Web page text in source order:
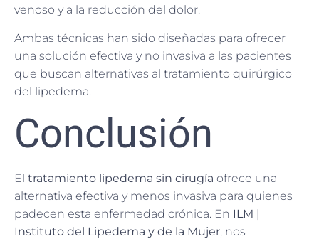
venoso y a la reducción del dolor.
Ambas técnicas han sido diseñadas para ofrecer
una solución efectiva y no invasiva a las pacientes
que buscan alternativas al tratamiento quirúrgico
del lipedema.
Conclusión
El tratamiento lipedema sin cirugía ofrece una
alternativa efectiva y menos invasiva para quienes
padecen esta enfermedad crónica. En ILM |
Instituto del Lipedema y de la Mujer, nos